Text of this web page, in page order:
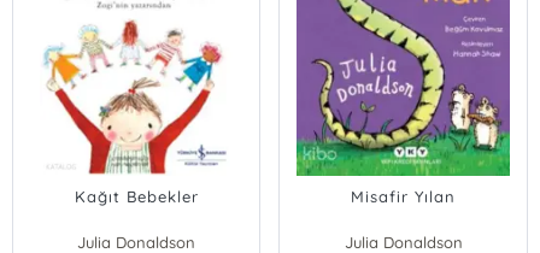
Kağıt Bebekler
Julia Donaldson
Misafir Yılan
Julia Donaldson